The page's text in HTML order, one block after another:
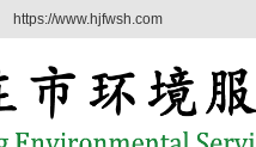
https://www.hjfwsh.com